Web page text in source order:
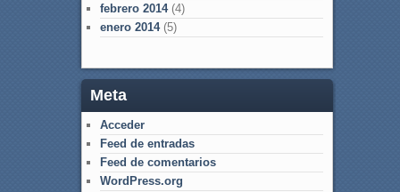
febrero 2014(4)
enero 2014(5)
Meta
Acceder
Feed de entradas
Feed de comentarios
WordPress.org